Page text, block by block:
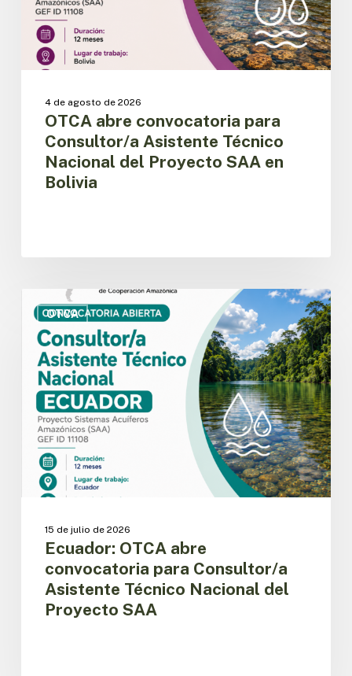
del
Proyecto
SAA
4 de agosto de 2026
OTCA abre convocatoria para
Consultor/a Asistente Técnico
Nacional del Proyecto SAA en
Bolivia
OTCA
Ecuador:
OTCA
abre
convocatoria
para
Consultor/a
Asistente
Técnico
Nacional
Proyecto
SAA
15 de julio de 2026
Ecuador: OTCA abre
convocatoria para Consultor/a
Asistente Técnico Nacional del
Proyecto SAA